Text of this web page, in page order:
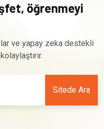
öğrenmeyi
ve yapay zeka destekli
Sitede Ara